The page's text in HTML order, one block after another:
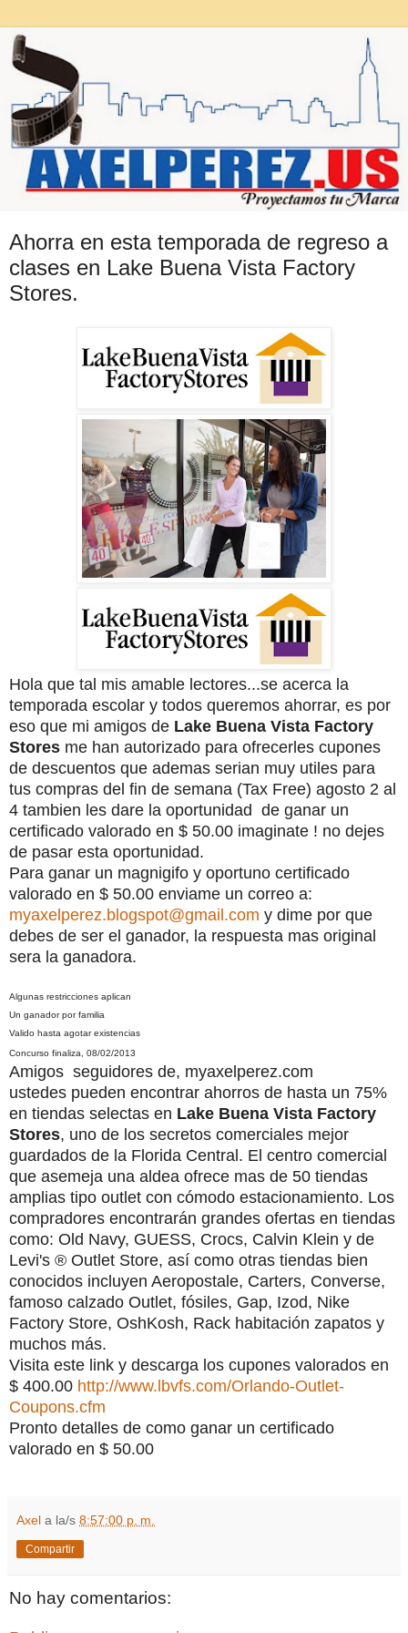
Ahorra en esta temporada de regreso a
clases en Lake Buena Vista Factory
Stores.
Hola que tal mis amable lectores...se acerca la
temporada escolar y todos queremos ahorrar, es por
eso que mi amigos de Lake Buena Vista Factory
Stores me han autorizado para ofrecerles cupones
de descuentos que ademas serian muy utiles para
tus compras del fin de semana (Tax Free) agosto 2 al
4 tambien les dare la oportunidad de ganar un
certificado valorado en $ 50.00 imaginate ! no dejes
de pasar esta oportunidad.
Para ganar un magnigifo y oportuno certificado
valorado en $ 50.00 enviame un correo a:
myaxelperez.blogspot@gmail.com y dime por que
debes de ser el ganador, la respuesta mas original
sera la ganadora.
Algunas restricciones aplican
Un ganador por familia
Valido hasta agotar existencias
Concurso finaliza, 08/02/2013
Amigos seguidores de, myaxelperez.com
ustedes pueden encontrar ahorros de hasta un 75%
en tiendas selectas en Lake Buena Vista Factory
Stores, uno de los secretos comerciales mejor
guardados de la Florida Central . El centro comercial
que asemeja una aldea ofrece mas de 50 tiendas
amplias tipo outlet con cómodo estacionamiento. Los
compradores encontrarán grandes ofertas en tiendas
como: Old Navy, GUESS, Crocs, Calvin Klein y de
Levi's ® Outlet Store, así como otras tiendas bien
conocidos incluyen Aeropostale, Carters, Converse,
famoso calzado Outlet, fósiles, Gap, Izod, Nike
Factory Store, OshKosh, Rack habitación zapatos y
muchos más.
Visita este link y descarga los cupones valorados en
$ 400.00 http://www.lbvfs.com/Orlando-Outlet-
Coupons.cfm
Pronto detalles de como ganar un certificado
valorado en $ 50.00
Axel a la/s 8:57:00 p. m.
Compartir
No hay comentarios: